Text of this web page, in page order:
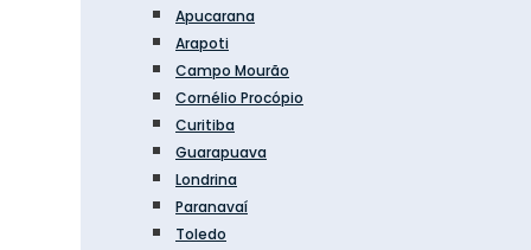
Apucarana
Arapoti
Campo Mourão
Cornélio Procópio
Curitiba
Guarapuava
Londrina
Paranavaí
Toledo